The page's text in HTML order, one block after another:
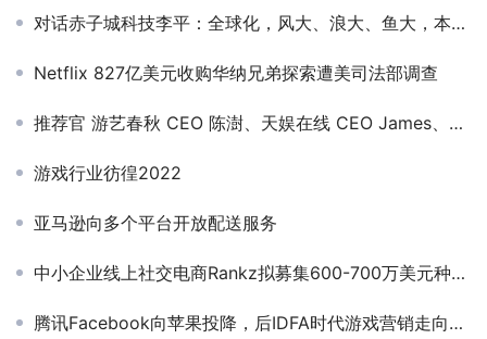
对话赤子城科技李平：全球化，风大、浪大、鱼大，本地化将是出海“关键钥匙”
Netflix 827亿美元收购华纳兄弟探索遭美司法部调查
推荐官 游艺春秋 CEO 陈澍、天娱在线 CEO James、羯磨科技 CEO 刘宇宁 邀您参与 GICC2024 | 第五届全球互联网产业CEO大会！
游戏行业彷徨2022
亚马逊向多个平台开放配送服务
中小企业线上社交电商Rankz拟募集600-700万美元种子轮融资
腾讯Facebook向苹果投降，后IDFA时代游戏营销走向何处？